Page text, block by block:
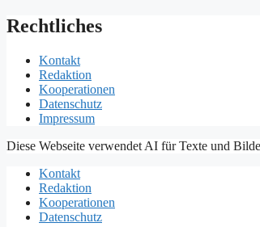
Rechtliches
Kontakt
Redaktion
Kooperationen
Datenschutz
Impressum
Diese Webseite verwendet AI für Texte und
Kontakt
Redaktion
Kooperationen
Datenschutz